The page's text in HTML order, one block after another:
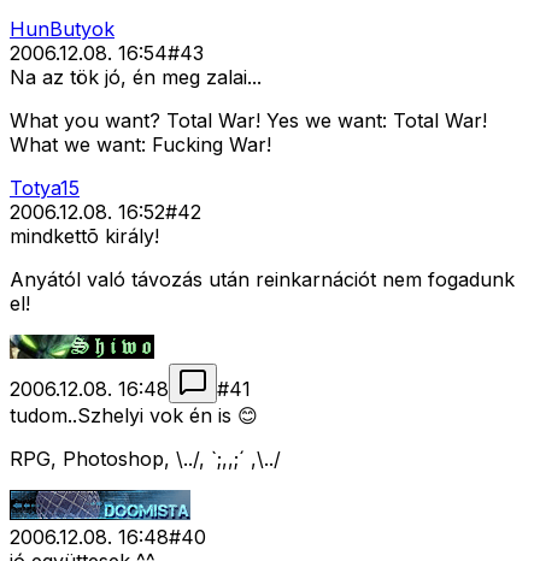
HunButyok
2006.12.08. 16:54#43
Na az tök jó, én meg zalai...
What you want? Total War! Yes we want: Total War!
What we want: Fucking War!
Totya15
2006.12.08. 16:52#42
mindkettõ király!
Anyától való távozás után reinkarnációt nem fogadunk
el!
2006.12.08. 16:48 #41
tudom..Szhelyi vok én is 😊
RPG, Photoshop, \../, `;,,;´ ,\../
2006.12.08. 16:48#40